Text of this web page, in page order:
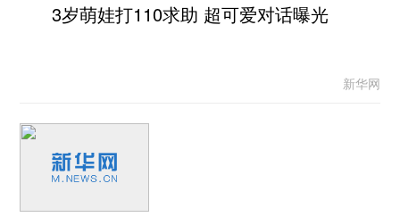
3岁萌娃打110求助 超可爱对话曝光
新华网